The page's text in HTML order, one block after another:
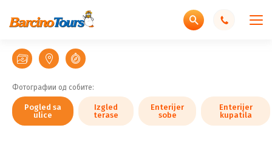
ulice
ulice
Izgled
terase
Izgled
terase
Izgled
terase
Enterijer
sobe
Enterijer
sobe
Enterijer
sobe
Enterijer
sobe
Enterijer
sobe
Enterijer
sobe
Enterijer
sobe
Enterijer
sobe
Enterijer
kupatila
Фотографии од собите:
Pogled sa
ulice
Izgled
terase
Enterijer
sobe
Enterijer
kupatila